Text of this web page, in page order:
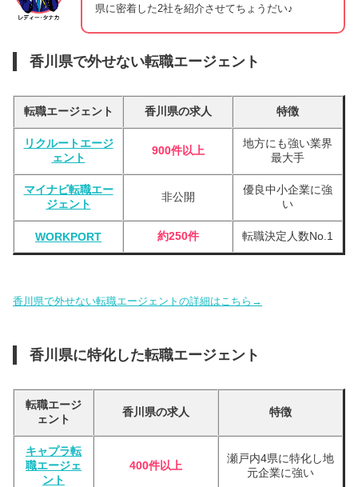
県に密着した2社を紹介させてちょうだい♪
香川県で外せない転職エージェント
転職エージェント 香川県の求人 特徴
リクルートエージ
ェント
900件以上
地方にも強い業界
最大手
マイナビ転職エー
ジェント
非公開
優良中小企業に強
い
WORKPORT 約250件 転職決定人数No.1
香川県で外せない転職エージェントの詳細はこちら→
香川県に特化した転職エージェント
転職エージ
ェント
香川県の求人 特徴
キャプラ転
職エージェ
ント
400件以上
瀬戸内4県に特化し地
元企業に強い